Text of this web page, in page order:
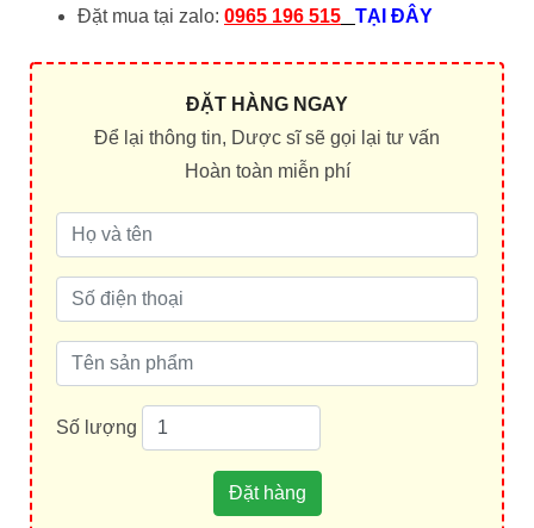
Đặt mua tại zalo: 0965 196 515 TẠI ĐÂY
ĐẶT HÀNG NGAY
Để lại thông tin, Dược sĩ sẽ gọi lại tư vấn
Hoàn toàn miễn phí
Số lượng
Đặt hàng